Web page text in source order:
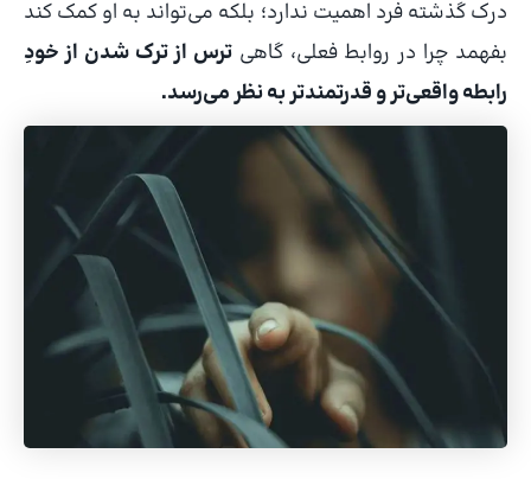
درک گذشته فرد اهمیت ندارد؛ بلکه می‌تواند به او کمک کند
بفهمد چرا در روابط فعلی، گاهی ترس از ترک شدن از خودِ
رابطه واقعی‌تر و قدرتمندتر به نظر می‌رسد.